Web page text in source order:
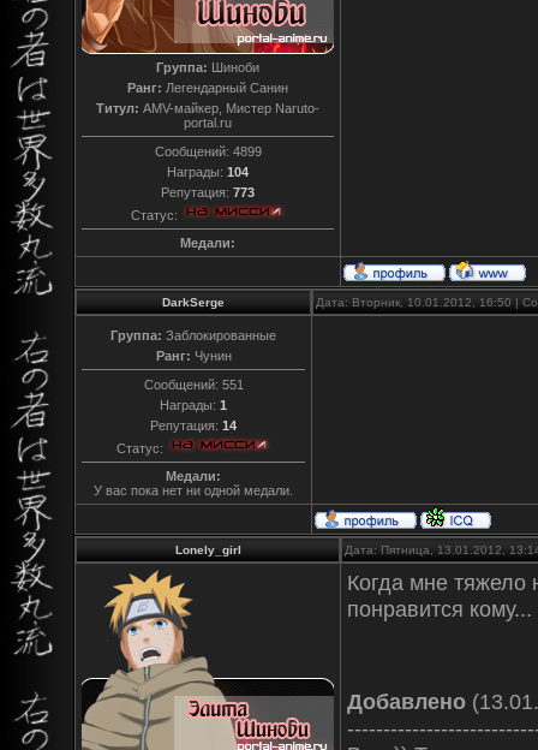
Группа: Шиноби
Ранг: Легендарный Санин
Титул: AMV-майкер, Мистер Naruto-
portal.ru
Сообщений: 4899
Награды: 104
Репутация: 773
Статус:
Медали:
DarkSerge Дата: Вторник, 10.01.2012, 16:50 |
Группа: Заблокированные
Ранг: Чунин
Сообщений: 551
Награды: 1
Репутация: 14
Статус:
Медали:
У вас пока нет ни одной медали.
Lonely_girl Дата: Пятница, 13.01.2012,
Когда мне
понравится
Добавлено